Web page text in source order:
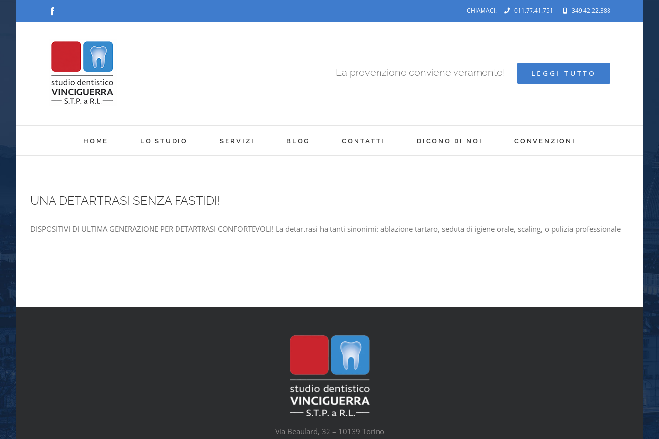
CHIAMACI: 011.77.41.751 349.42.22.388
La prevenzione conviene veramente! LEGGI TUTTO
HOME LO STUDIO SERVIZI BLOG CONTATTI DICONO DI NOI CONVENZIONI
UNA DETARTRASI SENZA FASTIDI!
DISPOSITIVI DI ULTIMA GENERAZIONE PER DETARTRASI CONFORTEVOLI! La detartrasi ha tanti sinonimi: ablazione tartaro, seduta di igiene orale, scaling, o pulizia professionale
Via Beaulard, 32 – 10139 Torino